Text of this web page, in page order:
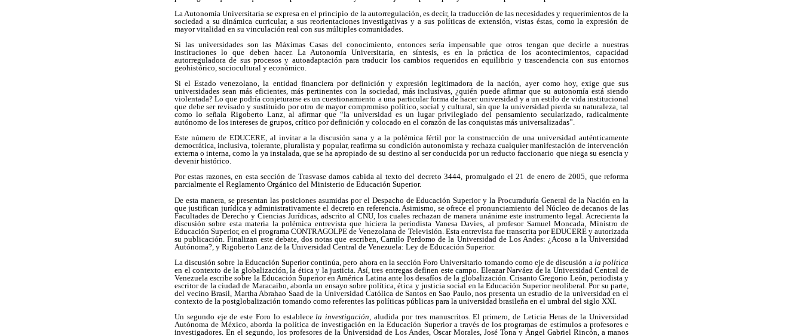
La Autonomía Universitaria se expresa en el principio de la autorregulación, es decir, la traducción de las necesidades y requerimientos de la
sociedad a su dinámica curricular, a sus reorientaciones investigativas y a sus políticas de extensión, vistas éstas, como la expresión de
mayor vitalidad en su vinculación real con sus múltiples comunidades.
Si las universidades son las Máximas Casas del conocimiento, entonces sería impensable que otros tengan que decirle a nuestras
instituciones lo que deben hacer. La Autonomía Universitaria, en síntesis, es en la práctica de los acontecimientos, capacidad
autorreguladora de sus procesos y autoadaptación para traducir los cambios requeridos en equilibrio y trascendencia con sus entornos
geohistórico, sociocultural y económico.
Si el Estado venezolano, la entidad financiera por definición y expresión legitimadora de la nación, ayer como hoy, exige que sus
universidades sean más eficientes, más pertinentes con la sociedad, más inclusivas, ¿quién puede afirmar que su autonomía está siendo
violentada? Lo que podría conjeturarse es un cuestionamiento a una particular forma de hacer universidad y a un estilo de vida institucional
que debe ser revisado y sustituido por otro de mayor compromiso político, social y cultural, sin que la universidad pierda su naturaleza, tal
como lo señala Rigoberto Lanz, al afirmar que “la universidad es un lugar privilegiado del pensamiento secularizado, radicalmente
autónomo de los intereses de grupos, crítico por definición y colocado en el corazón de las conquistas más universalizadas”.
Este número de EDUCERE, al invitar a la discusión sana y a la polémica fértil por la construcción de una universidad auténticamente
democrática, inclusiva, tolerante, pluralista y popular, reafirma su condición autonomista y rechaza cualquier manifestación de intervención
externa o interna, como la ya instalada, que se ha apropiado de su destino al ser conducida por un reducto faccionario que niega su esencia y
devenir histórico.
Por estas razones, en esta sección de Trasvase damos cabida al texto del decreto 3444, promulgado el 21 de enero de 2005, que reforma
parcialmente el Reglamento Orgánico del Ministerio de Educación Superior.
De esta manera, se presentan las posiciones asumidas por el Despacho de Educación Superior y la Procuraduría General de la Nación en la
que justifican jurídica y administrativamente el decreto en referencia. Asimismo, se ofrece el pronunciamiento del Núcleo de decanos de las
Facultades de Derecho y Ciencias Jurídicas, adscrito al CNU, los cuales rechazan de manera unánime este instrumento legal. Acrecienta la
discusión sobre esta materia la polémica entrevista que hiciera la periodista Vanesa Davies, al profesor Samuel Moncada, Ministro de
Educación Superior, en el programa CONTRAGOLPE de Venezolana de Televisión. Esta entrevista fue transcrita por EDUCERE y autorizada
su publicación. Finalizan este debate, dos notas que escriben, Camilo Perdomo de la Universidad de Los Andes: ¿Acoso a la Universidad
Autónoma?, y Rigoberto Lanz de la Universidad Central de Venezuela: Ley de Educación Superior.
La discusión sobre la Educación Superior continúa, pero ahora en la sección Foro Universitario tomando como eje de discusión a la política
en el contexto de la globalización, la ética y la justicia. Así, tres entregas definen este campo. Eleazar Narváez de la Universidad Central de
Venezuela escribe sobre la Educación Superior en América Latina ante los desafíos de la globalización. Crisanto Gregorio León, periodista y
escritor de la ciudad de Maracaibo, aborda un ensayo sobre política, ética y justicia social en la Educación Superior neoliberal. Por su parte,
del vecino Brasil, Martha Abrahao Saad de la Universidad Católica de Santos en Sao Paulo, nos presenta un estudio de la universidad en el
contexto de la postglobalización tomando como referentes las políticas públicas para la universidad brasileña en el umbral del siglo XXI.
Un segundo eje de este Foro lo establece la investigación , aludida por tres manuscritos. El primero, de Leticia Heras de la Universidad
Autónoma de México, aborda la política de investigación en la Educación Superior a través de los programas de estímulos a profesores e
investigadores. En el segundo, los profesores de la Universidad de Los Andes, Oscar Morales, José Tona y Ángel Gabriel Rincón, a manos